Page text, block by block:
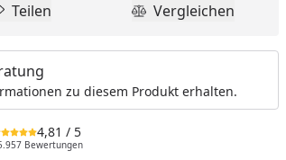
hinzufügen
Teilen
Teilen Produkt
Vergleichen
zu diesem Produkt erhalten.
4,81 / 5
Bewertungen